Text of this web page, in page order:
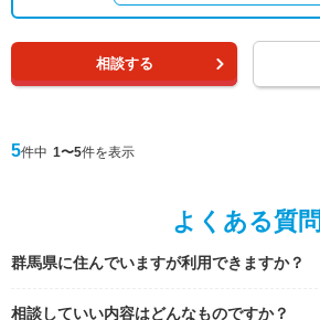
相談する
5件中 1〜5件を表示
よくある質問
群馬県に住んでいますが利用できますか？
相談していい内容はどんなものですか？